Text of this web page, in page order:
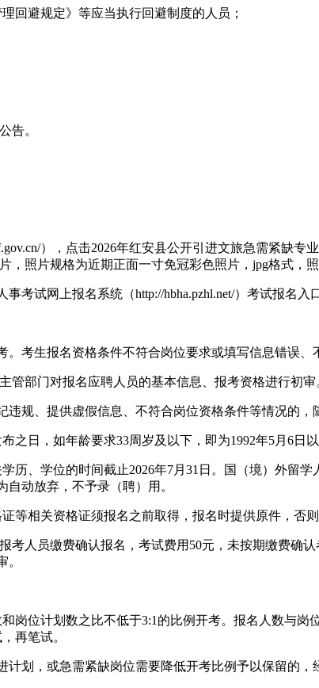
避规定》等应当执行回避制度的人员；
告。
），点击2026年红安县公开引进文旅急需紧缺专
照片规格为近期正面一寸免冠彩色照片，jpg格式，
试网上报名系统（http://hbha.pzhl.net/）考试报名入
生报名资格条件不符合岗位要求或填写信息错误、
部门对报名应聘人员的基本信息、报考资格进行初审
规、提供虚假信息、不符合岗位资格条件等情况的，
日，如年龄要求33周岁及以下，即为1992年5月6日
、学位的时间截止2026年7月31日。国（境）外留
动放弃，不予录（聘）用。
相关资格证须报名之前取得，报名时提供原件，否
人员缴费确认报名，考试费用50元，未按期缴费确
。
位计划数之比不低于3:1的比例开考。报名人数与岗
再笔试。
，或急需紧缺岗位需要降低开考比例予以保留的，